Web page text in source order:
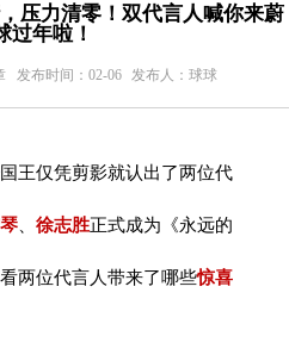
压力清零！双代言人喊你来蔚
过年啦！
发布时间：02-06 发布人：球球
王仅凭剪影就认出了两位代
、 徐志胜正式成为《永远的
两位代言人带来了哪些惊喜